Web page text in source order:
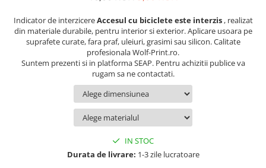
Invitatii Premium pentru Nunta
Plicuri Bani Botez
Suport/Coaster din Lemn
Indicatoare de Securitate
Indicatoare de Avertizare
Indicatoare de Interzicere
Indicatoare de Obligativitate
Indicator de interzicereAccesul cu biciclete este interzis , realizat
din materiale durabile, pentru interior si exterior. Aplicare usoara pe
suprafete curate, fara praf, uleiuri, grasimi sau silicon. Calitate
profesionala Wolf-Print.ro.
Suntem prezenti si in platforma SEAP. Pentru achizitii publice va
rugam sa ne contactati.
IN STOC
Durata de livrare: 1-3 zile lucratoare